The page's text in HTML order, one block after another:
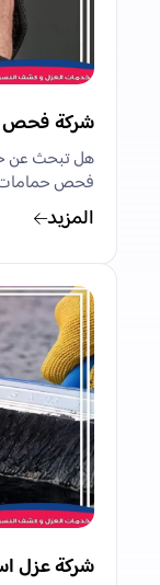
شركة فحص
هل تبحث عن
فحص
المزيد
شركة عزل